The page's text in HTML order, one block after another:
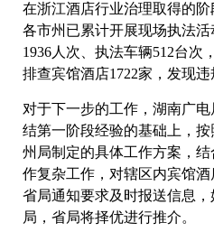
在浙江酒店行业治理取得的
各市州已累计开展现场执法
1936人次、执法车辆512台次
排查宾馆酒店1722家，发现违
对于下一步的工作，湖南广
结第一阶段经验的基础上，
州局制定的具体工作方案，
作复杂工作，对辖区内宾馆
省局通知要求及时报送信息
局，省局将择优进行推介。